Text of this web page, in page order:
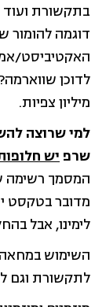
בתקשורת ועוד
דוגמה להומור
האקטיביסט/
מיליון צפיות.
למי שרוצה
שרפ יש
מדובר בטקסט
לימינו, אבל
השימוש במחאה
לתקשורת וגם